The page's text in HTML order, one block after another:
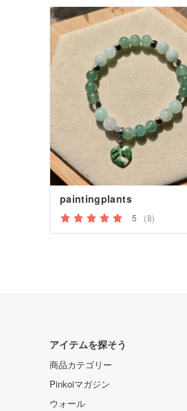
paintingplants
5 (8)
アイテムを探そう
商品カテゴリー
Pinkoiマガジン
ウォール